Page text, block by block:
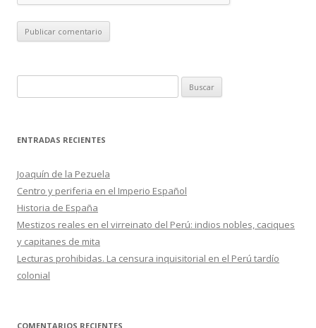
u
c
r
:
ENTRADAS RECIENTES
Joaquín de la Pezuela
Centro y periferia en el Imperio Español
Historia de España
Mestizos reales en el virreinato del Perú: indios nobles, caciques
y capitanes de mita
Lecturas prohibidas. La censura inquisitorial en el Perú tardío
colonial
COMENTARIOS RECIENTES